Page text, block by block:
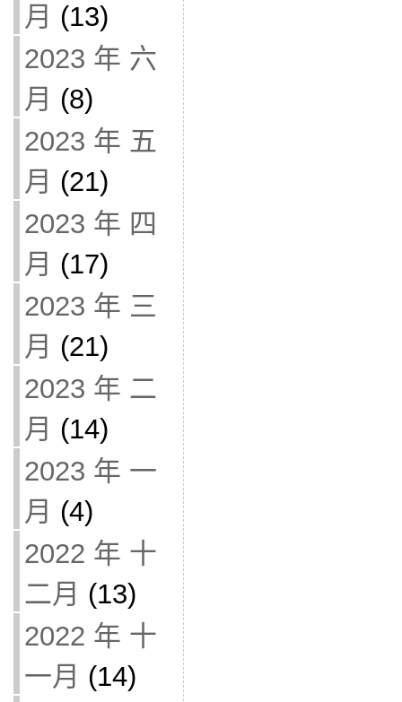
月 (13)
2023 年 六
月 (8)
2023 年 五
月 (21)
2023 年 四
月 (17)
2023 年 三
月 (21)
2023 年 二
月 (14)
2023 年 一
月 (4)
2022 年 十
二月 (13)
2022 年 十
一月 (14)